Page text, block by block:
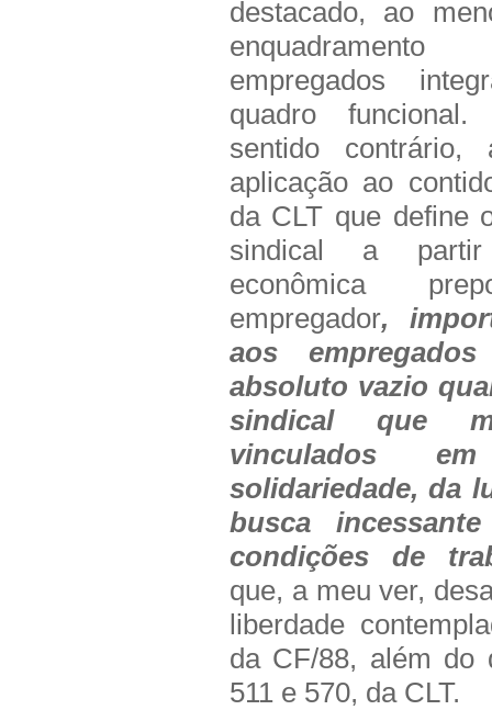
destacado, ao
empregados
quadro
sentido
aplicação ao
da CLT que define
sindical a
econômica
empregador,
aos
absoluto vazio
sindical que
vinculados
solidariedade, da
busca
condições de
que, a meu ver,
liberdade
da CF/88, além do
511 e 570, da CLT.